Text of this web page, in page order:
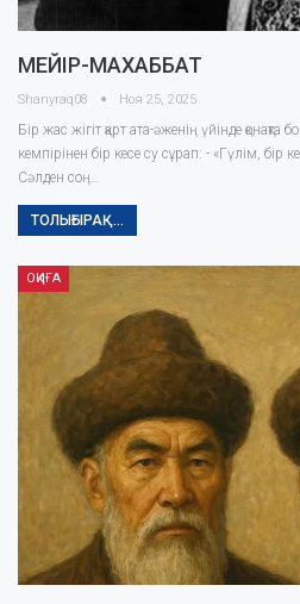
МЕЙІР-МАХАББАТ
Shanyraq08 Ноя 25, 2025
Бір жас жігіт қарт ата-әженің үйінде
кемпірінен бір кесе су сұрап: - «Гүлім, бір
Сəлден соң…
ТОЛЫҒЫРАҚ...
ОҚИҒА